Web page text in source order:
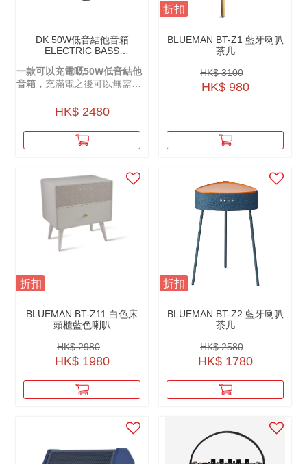
DK 50W低音結他音箱
ELECTRIC BASS
一款可以充電嘅50W低音結他
音箱， 充滿電之後可以無需插
HK$ 2480
折扣
BLUEMAN BT-Z1 藍牙喇叭
茶几
HK$ 3100
HK$ 980
折扣
BLUEMAN BT-Z11 白色床
頭櫃藍色喇叭
HK$ 2980
HK$ 1980
折扣
BLUEMAN BT-Z2 藍牙喇叭
茶几
HK$ 2580
HK$ 1780